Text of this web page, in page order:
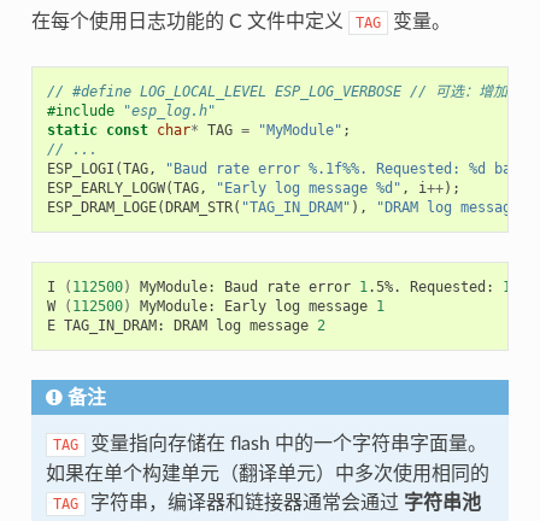
在每个使用日志功能的 C 文件中定义 TAG 变量。
// #define LOG_LOCAL_LEVEL ESP_LOG_VERBOSE // 可选：增加包含
#include
"esp_log.h"
static const char* TAG = "MyModule" ;
// ...
ESP_LOGI (TAG,
"Baud rate error %.1f%%. Requested: %d
ESP_EARLY_LOGW(TAG, "Early log message %d" , i++);
ESP_DRAM_LOGE(DRAM_STR( "TAG_IN_DRAM" ), "DRAM log message
I ( 112500) MyModule: Baud rate error 1.5%. Requested:
W
( 112500) MyModule: Early log message 1
E TAG_IN_DRAM: DRAM log message 2
备注
TAG
变量指向存储在 flash 中的一个字符串字面量。
如果在单个构建单元（翻译单元）中多次使用相同的
TAG 字符串，编译器和链接器通常会通过 字符串池